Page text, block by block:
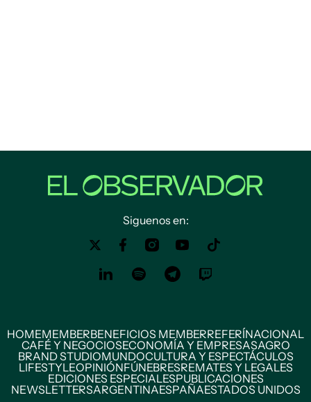
Siguenos en:
HOMEMEMBERBENEFICIOS MEMBERREFERÍNACIONAL
CAFÉ Y NEGOCIOSECONOMÍA Y EMPRESASAGRO
BRAND STUDIOMUNDOCULTURA Y ESPECTÁCULOS
LIFESTYLEOPINIÓNFÚNEBRESREMATES Y LEGALES
EDICIONES ESPECIALESPUBLICACIONES
NEWSLETTERSARGENTINAESPAÑAESTADOS UNIDOS